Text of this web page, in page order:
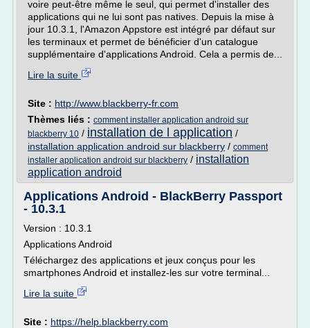
voire peut-être même le seul, qui permet d'installer des
applications qui ne lui sont pas natives. Depuis la mise à
jour 10.3.1, l'Amazon Appstore est intégré par défaut sur
les terminaux et permet de bénéficier d'un catalogue
supplémentaire d'applications Android. Cela a permis de...
Lire la suite
Site : http://www.blackberry-fr.com
Thèmes liés : comment installer application android sur
blackberry 10 / installation de l application /
installation application android sur blackberry / comment
installer application android sur blackberry / installation
application android
Applications Android - BlackBerry Passport
- 10.3.1
Version : 10.3.1
Applications Android
Téléchargez des applications et jeux conçus pour les
smartphones Android et installez-les sur votre terminal...
Lire la suite
Site : https://help.blackberry.com